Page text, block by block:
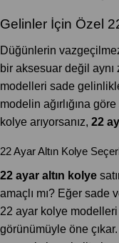
Gelinler İçin Özel
Düğünlerin
bir aksesuar değil aynı
modelleri sade
modelin ağırlığına
kolye arıyorsanız, 22
22 Ayar Altın Kolye
22 ayar altın kolye
amaçlı mı? Eğer sade
22 ayar kolye modelleri
görünümüyle öne